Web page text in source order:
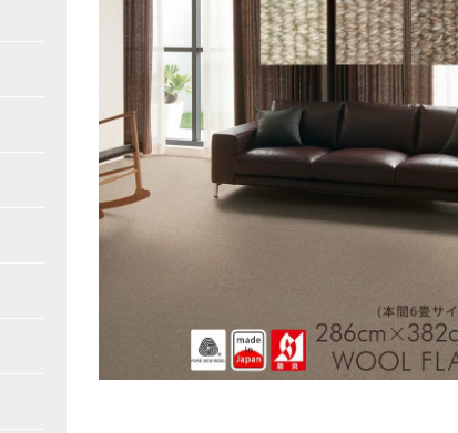
カーテン生地 無料サンプル
NEXTHOME
colne
防炎
100×135cm（遮光カーテン）
100×178cm（遮光カーテン）
100×200cm（遮光カーテン）
厚地カーテン
100×135cm（厚地カーテン）
100×178cm（厚地カーテン）
100×200cm（厚地カーテン）
レースカーテン
100×133cm(レースカーテン)
100×176cm(レースカーテン)
100×198cm(レースカーテン)
カーテンを機能で選ぶ
1級遮光カーテン
防炎カーテン
遮熱レースカーテン
カーテンをテイストで選ぶ
花・植物柄(厚地カーテン)
無地・無地調(厚地カーテン)
カーテンデザイン一覧
ラグをサイズで選ぶ
140×200cm程度
170×220cm程度
200×200cm程度
200×250cm程度
100×100cm（円形）
ラグを機能で選ぶ
床暖房/ホットカーペット対応
防音ラグ
防炎ラグ
防ダニラグ
ラグのサイズの選び方
ラグの選び方講座
ラグのお手入れ方法
カーペットをサイズで選ぶ
176×176cm（江戸間2畳）
176×261cm（江戸間3畳）
261×261cm（江戸間4.5畳）
261×352cm（江戸間6畳）
191×191cm（本間2畳）
タイルカーペット
カーペットのサイズの選び方
カーペットの選び方講座
カーペットデザイン一覧
玄関マット
約45×75cm
約50×80cm
約55×85cm
約70×120cm
キッチンマット
約45×60cm
約45×120cm
約45×240cm
マットを機能で選ぶ
洗えるマット
マットデザイン一覧
オーダーカーテン
カーテン
クッションカバー
トイレタリー
キッチン小物